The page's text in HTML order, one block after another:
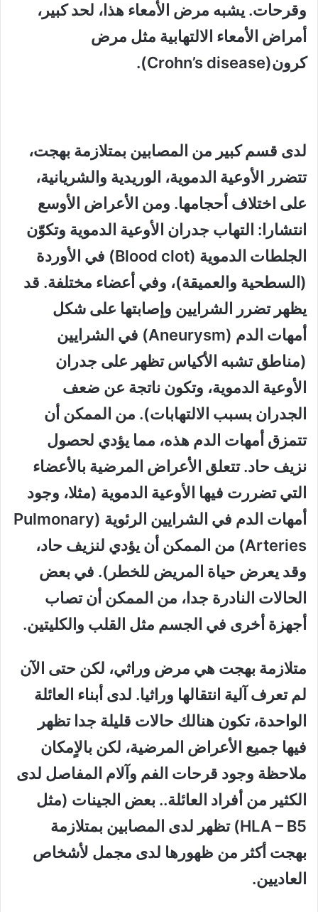
وقرحات. يشبه مرض الأمعاء هذا، لحد كبير،
أمراض الأمعاء الالتهابية مثل مرض
كرون(Crohn’s disease).
لدى قسم كبير من المصابين بمتلازمة بهجت،
تتضرر الأوعية الدموية، الوريدية والشريانية،
على اختلاف أحجامها. ومن الأعراض الأوسع
انتشارا: التهاب جدران الأوعية الدموية وتكوّن
الجلطات الدموية (Blood clot) في الأوردة
(السطحية والعميقة)، وفي أعضاء مختلفة. قد
يظهر تضرر الشرايين وإصابتها على شكل
أمهات الدم (Aneurysm) في الشرايين
(مناطق تشبه الأكياس تظهر على جدران
الأوعية الدموية، وتكون ناتجة عن ضعف
الجدران بسبب الالتهابات). من الممكن أن
تتمزق أمهات الدم هذه، مما يؤدي لحصول
نزيف حاد. تتعلق الأعراض المرضية بالأعضاء
التي تضررت فيها الأوعية الدموية (مثلا، وجود
أمهات الدم في الشرايين الرئوية (Pulmonary
Arteries) من الممكن أن يؤدي لنزيف حاد،
وقد يعرض حياة المريض للخطر). في بعض
الحالات النادرة جدا، من الممكن أن تصاب
أجهزة أخرى في الجسم مثل القلب والكليتين.
متلازمة بهجت هي مرض وراثي، لكن حتى الآن
لم تعرف آلية انتقالها وراثيا. لدى أبناء العائلة
الواحدة، تكون هنالك حالات قليلة جدا تظهر
فيها جميع الأعراض المرضية، لكن بالاٍمكان
ملاحظة وجود قرحات الفم وآلام المفاصل لدى
الكثير من أفراد العائلة.. بعض الجينات (مثل
HLA – B5) تظهر لدى المصابين بمتلازمة
بهجت أكثر من ظهورها لدى مجمل لأشخاص
العاديين.